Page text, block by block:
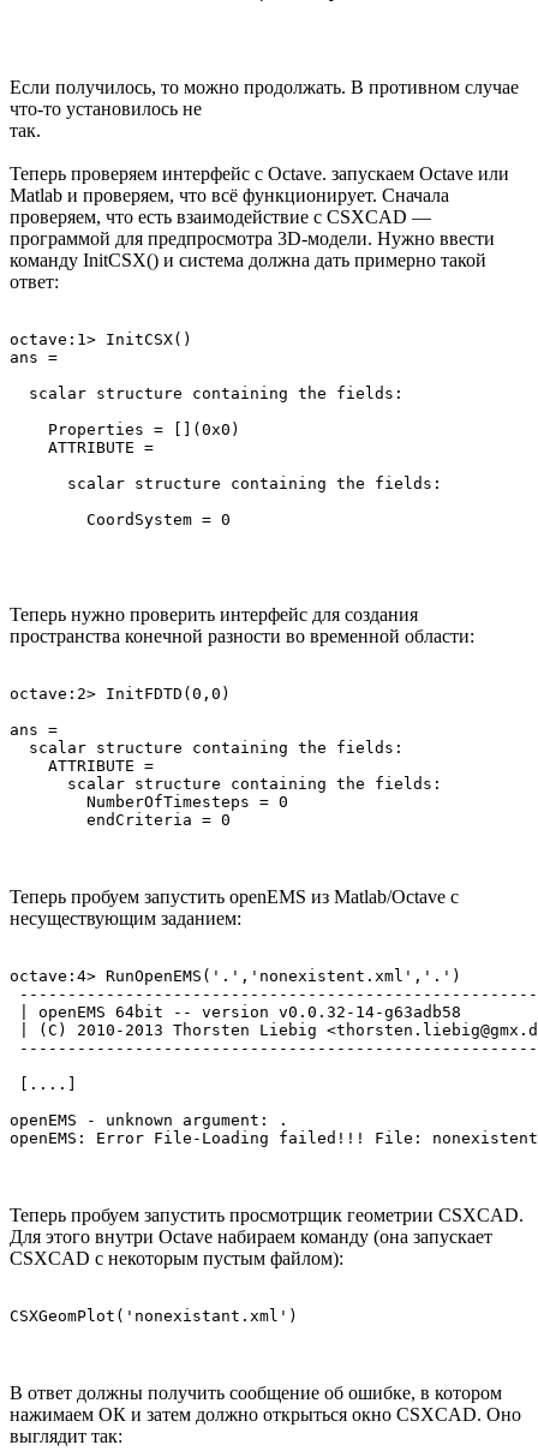
Если получилось, то можно продолжать. В противном случае
что-то установилось не
так.
Теперь проверяем интерфейс с Octave. запускаем Octave или
Matlab и проверяем, что всё функционирует. Сначала
проверяем, что есть взаимодействие с CSXCAD —
программой для предпросмотра 3D-модели. Нужно ввести
команду InitCSX() и система должна дать примерно такой
ответ:
octave:1> InitCSX()
ans =
  scalar structure containing the fields:
    Properties = [](0x0)
    ATTRIBUTE =
      scalar structure containing the fields:
        CoordSystem = 0
Теперь нужно проверить интерфейс для создания
пространства конечной разности во временной области:
octave:2> InitFDTD(0,0)
ans =
  scalar structure containing the fields:
    ATTRIBUTE =
      scalar structure containing the fields:
        NumberOfTimesteps = 0
Теперь пробуем запустить openEMS из Matlab/Octave с
несуществующим заданием:
octave:4> RunOpenEMS('.','nonexistent.xml','.')
| openEMS 64bit -- version v0.0.32-14-g63adb58
| (C) 2010-2013 Thorsten Liebig
[....]
openEMS - unknown argument: .
Теперь пробуем запустить просмотрщик геометрии CSXCAD.
Для этого внутри Octave набираем команду (она запускает
CSXCAD с некоторым пустым файлом):
В ответ должны получить сообщение об ошибке, в котором
нажимаем ОК и затем должно открыться окно CSXCAD. Оно
выглядит так: